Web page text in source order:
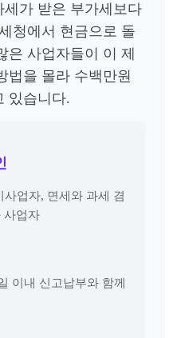
가 받은 부가세보다
청에서 현금으로 돌
은 사업자들이 이 제
법을 몰라 수백만원
있습니다.
사업자, 면세와 과세 겸
사업자
이내 신고납부와 함께